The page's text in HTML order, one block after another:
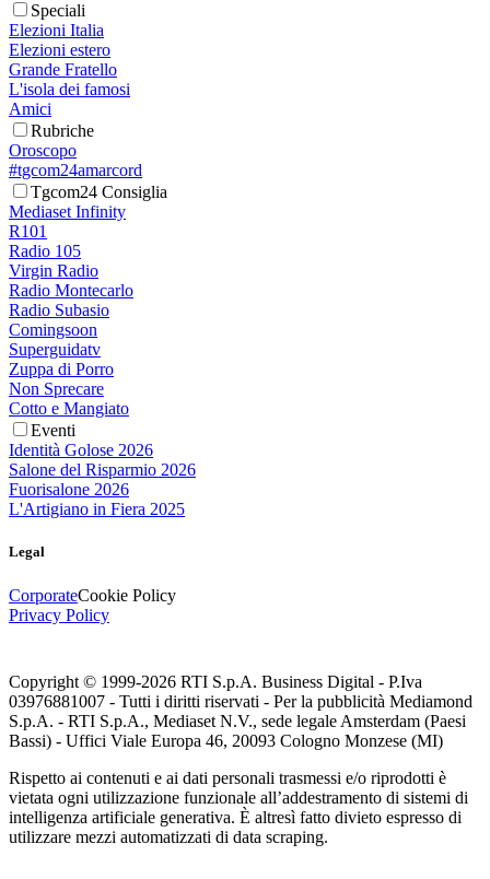
Speciali
Elezioni Italia
Elezioni estero
Grande Fratello
L'isola dei famosi
Amici
Rubriche
Oroscopo
#tgcom24amarcord
Tgcom24 Consiglia
Mediaset Infinity
R101
Radio 105
Virgin Radio
Radio Montecarlo
Radio Subasio
Comingsoon
Superguidatv
Zuppa di Porro
Non Sprecare
Cotto e Mangiato
Eventi
Identità Golose 2026
Salone del Risparmio 2026
Fuorisalone 2026
L'Artigiano in Fiera 2025
Legal
CorporateCookie Policy
Privacy Policy
Copyright © 1999-2026 RTI S.p.A. Business Digital - P.Iva
03976881007 - Tutti i diritti riservati - Per la pubblicità Mediamond
S.p.A. - RTI S.p.A., Mediaset N.V., sede legale Amsterdam (Paesi
Bassi) - Uffici Viale Europa 46, 20093 Cologno Monzese (MI)
Rispetto ai contenuti e ai dati personali trasmessi e/o riprodotti è
vietata ogni utilizzazione funzionale all’addestramento di sistemi di
intelligenza artificiale generativa. È altresì fatto divieto espresso di
utilizzare mezzi automatizzati di data scraping.